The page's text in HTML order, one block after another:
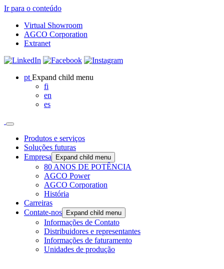
Ir para o conteúdo
Virtual Showroom
AGCO Corporation
Extranet
pt Expand child menu
fi
en
es
Produtos e serviços
Soluções futuras
Empresa
Expand child menu
80 ANOS DE POTÊNCIA
AGCO Power
AGCO Corporation
História
Carreiras
Contate-nos
Expand child menu
Informações de Contato
Distribuidores e representantes
Informações de faturamento
Unidades de produção